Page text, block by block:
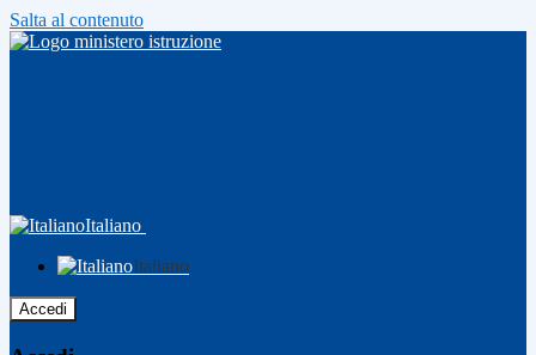
Salta al contenuto
Italiano
Italiano
Accedi